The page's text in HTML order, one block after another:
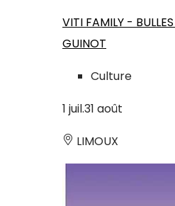
VITI FAMILY -
GUINOT
Culture
1 juil.31 août
LIMOUX